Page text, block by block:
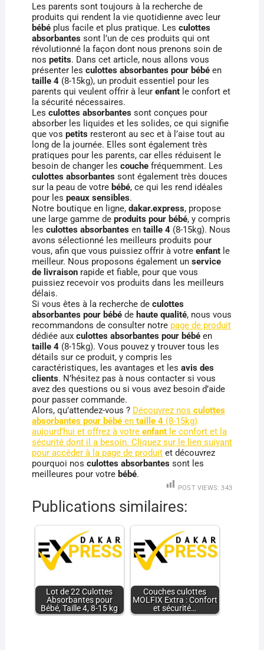
Les parents sont toujours à la recherche de
produits qui rendent la vie quotidienne avec leur
bébéplus facile et plus pratique. Les culottes
absorbantessont l’un de ces produits qui ont
révolutionné la façon dont nous prenons soin de
nos petits. Dans cet article, nous allons vous
présenter les culottes absorbantes pour bébéen
taille 4(8-15kg), un produit essentiel pour les
parents qui veulent offrir à leur enfantle confort et
la sécurité nécessaires.
Les culottes absorbantessont conçues pour
absorber les liquides et les solides, ce qui signifie
que vos petitsresteront au sec et à l’aise tout au
long de la journée. Elles sont également très
pratiques pour les parents, car elles réduisent le
besoin de changer les couchefréquemment. Les
culottes absorbantessont également très douces
sur la peau de votre bébé, ce qui les rend idéales
pour les peaux sensibles.
Notre boutique en ligne, dakar.express, propose
une large gamme de produits pour bébé, y compris
les culottes absorbantesen taille 4(8-15kg). Nous
avons sélectionné les meilleurs produits pour
vous, afin que vous puissiez offrir à votre enfantle
meilleur. Nous proposons également un service
de livraisonrapide et fiable, pour que vous
puissiez recevoir vos produits dans les meilleurs
délais.
Si vous êtes à la recherche de culottes
absorbantes pour bébéde haute qualité, nous vous
recommandons de consulter notre page de produit
dédiée aux culottes absorbantes pour bébéen
taille 4(8-15kg). Vous pouvez y trouver tous les
détails sur ce produit, y compris les
caractéristiques, les avantages et les avis des
clients. N’hésitez pas à nous contacter si vous
avez des questions ou si vous avez besoin d’aide
pour passer commande.
Alors, qu’attendez-vous ? Découvrez nos culottes
absorbantes pour bébéen taille 4(8-15kg)
aujourd’hui et offrez à votre enfantle confort et la
sécurité dont il a besoin. Cliquez sur le lien suivant
pour accéder à la page de produitet découvrez
pourquoi nos culottes absorbantessont les
meilleures pour votre bébé.
POST VIEWS: 343
Publications similaires:
Lot de 22 Culottes
Absorbantes pour
Bébé, Taille 4, 8-15 kg
Couches culottes
MOLFIX Extra : Confort
et sécurité…